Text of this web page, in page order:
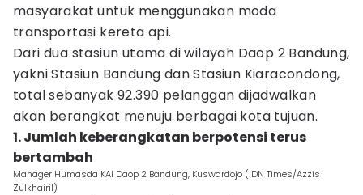
masyarakat untuk menggunakan moda
transportasi kereta api.
Dari dua stasiun utama di wilayah Daop 2 Bandung,
yakni Stasiun Bandung dan Stasiun Kiaracondong,
total sebanyak 92.390 pelanggan dijadwalkan
akan berangkat menuju berbagai kota tujuan.
1. Jumlah keberangkatan berpotensi terus
bertambah
Manager Humasda KAI Daop 2 Bandung, Kuswardojo (IDN Times/Azzis
Zulkhairil)